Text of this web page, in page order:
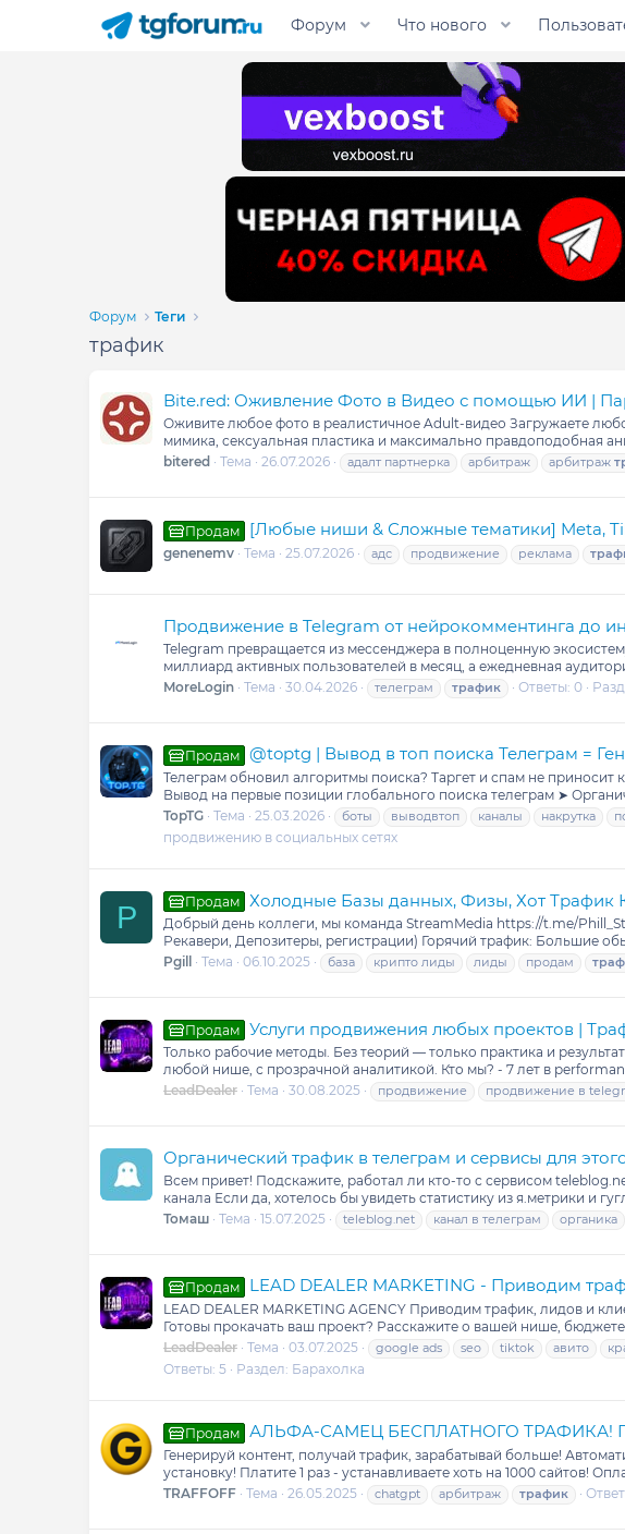
Форум Что нового
Форум Теги
трафик
Bite.red: Оживление Фото в Видео с помощью ИИ |
Оживите любое фото в реалистичное Adult-видео Загружаете
мимика, сексуальная пластика и максимально правдоподобная
bitered
Тема 26.07.2026 адалт партнерка арбитраж арбитраж
Продам [Любые ниши & Сложные тематики] Meta,
genenemv Тема 25.07.2026 адс продвижение реклама
Продвижение в Telegram от нейрокомментинга до
Telegram превращается из мессенджера в полноценную
миллиард активных пользователей в месяц, а ежедневная
MoreLogin Тема 30.04.2026 телеграм трафик Ответы: 0
Продам @toptg | Вывод в топ поиска Телеграм =
Телеграм обновил алгоритмы поиска? Таргет и спам не
Вывод на первые позиции глобального поиска телеграм ➤
TopTG Тема 25.03.2026 боты выводвтоп каналы накрутка
продвижению в социальных сетях
P Продам Холодные Базы данных, Физы, Хот Трафик
Добрый день коллеги, мы команда StreamMedia https://t.me/
Рекавери, Депозитеры, регистрации) Горячий трафик: Большие
Pgill
Тема 06.10.2025 база крипто лиды лиды продам
Продам Услуги продвижения любых проектов |
Только рабочие методы. Без теорий — только практика и
любой нише, с прозрачной аналитикой. Кто мы? - 7 лет в
LeadDealer Тема 30.08.2025 продвижение продвижение в
Органический трафик в телеграм и сервисы для
Всем привет! Подскажите, работал ли кто-то с сервисом
канала Если да, хотелось бы увидеть статистику из я.метрики и
Томаш Тема 15.07.2025 teleblog.net канал в телеграм органика
Продам LEAD DEALER MARKETING - Приводим
LEAD DEALER MARKETING AGENCY Приводим трафик, лидов и
Готовы прокачать ваш проект? Расскажите о вашей нише,
LeadDealer Тема 03.07.2025 google ads seo tiktok авито
Ответы: 5 Раздел: Барахолка
Продам АЛЬФА-САМЕЦ БЕСПЛАТНОГО ТРАФИКА!
Генерируй контент, получай трафик, зарабатывай больше!
установку! Платите 1 раз - устанавливаете хоть на 1000 сайтов!
TRAFFOFF Тема 26.05.2025 chatgpt арбитраж трафик